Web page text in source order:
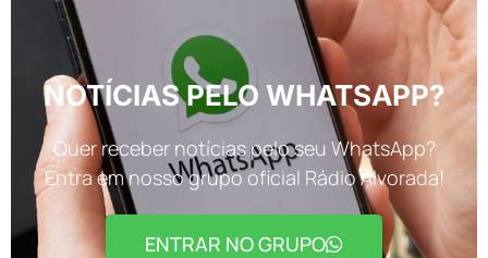
NOTÍCIAS PELO WHATSAPP?
Quer receber notícias pelo seu WhatsApp?
Entra em nosso grupo oficial Rádio Alvorada!
ENTRAR NO GRUPO